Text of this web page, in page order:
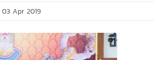
03 Apr 2019